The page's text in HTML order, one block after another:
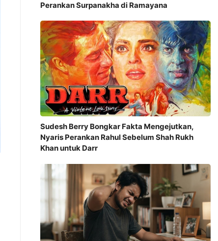
Perankan Surpanakha di Ramayana
Sudesh Berry Bongkar Fakta Mengejutkan,
Nyaris Perankan Rahul Sebelum Shah Rukh
Khan untuk Darr